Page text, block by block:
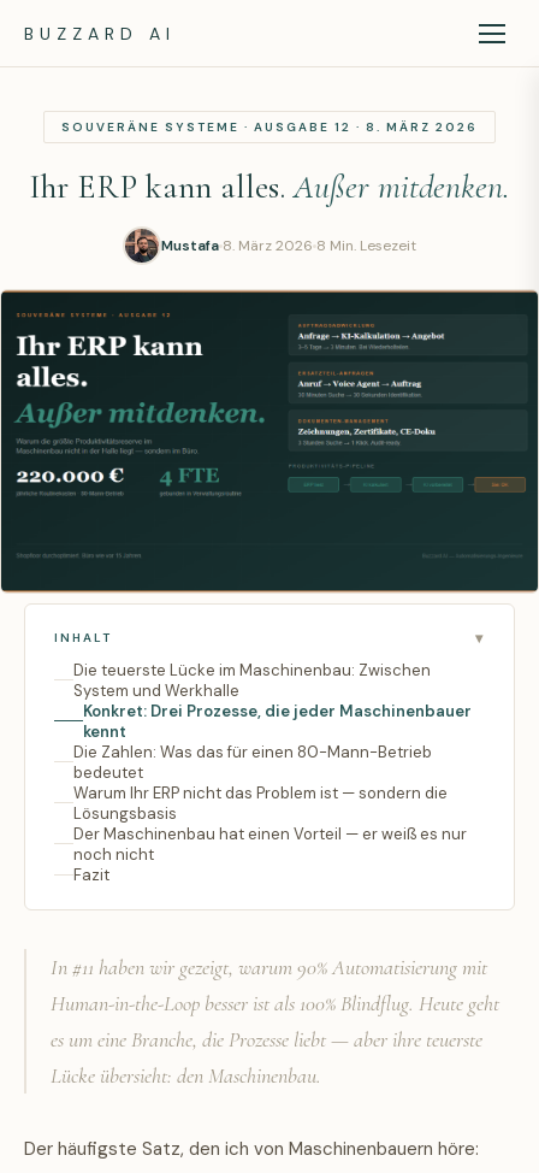
BUZZARD AI
SOUVERÄNE SYSTEME · AUSGABE 12 · 8. MÄRZ 2026
Ihr ERP kann alles.Außer mitdenken.
Mustafa 8. März 2026 8 Min. Lesezeit
INHALT
Die teuerste Lücke im Maschinenbau: Zwischen
System und Werkhalle
Konkret: Drei Prozesse, die jeder Maschinenbauer
kennt
Die Zahlen: Was das für einen 80-Mann-Betrieb
bedeutet
Warum Ihr ERP nicht das Problem ist — sondern die
Lösungsbasis
Der Maschinenbau hat einen Vorteil — er weiß es nur
noch nicht
Fazit
In #11 haben wir gezeigt, warum 90% Automatisierung mit
Human-in-the-Loop besser ist als 100% Blindflug. Heute geht
es um eine Branche, die Prozesse liebt — aber ihre teuerste
Lücke übersieht: den Maschinenbau.
Der häufigste Satz, den ich von Maschinenbauern höre: